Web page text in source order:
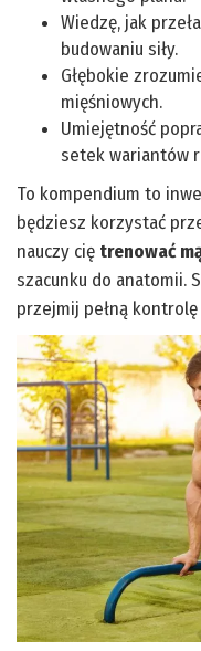
Wiedzę, jak
budowaniu siły.
Głębokie
mięśniowych.
Umiejętność
setek wariantów
To kompendium to
będziesz korzystać
nauczy cię trenować
szacunku do anatomii.
przejmij pełną